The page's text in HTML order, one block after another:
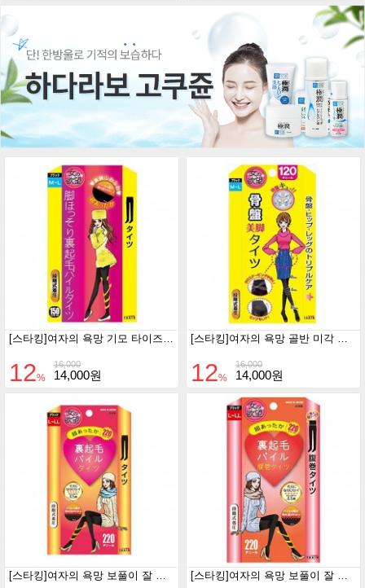
[스타킹]여자의 욕망 기모 타이즈 150D (M-L/블랙)
16,000
12% 14,000원
[스타킹]여자의 욕망 골반 미각 타이즈 80D (M-L/블랙)
16,000
12% 14,000원